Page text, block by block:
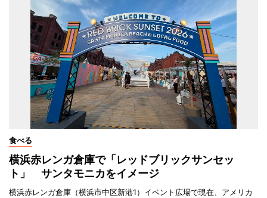
食べる
横浜赤レンガ倉庫で「レッドブリックサンセッ
ト」 サンタモニカをイメージ
横浜赤レンガ倉庫（横浜市中区新港1）イベント広場で現在、アメリカ